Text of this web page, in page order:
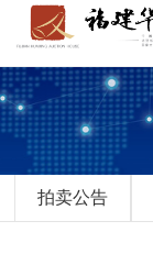
拍卖公告